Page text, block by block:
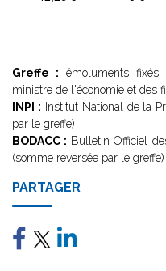
Greffe : émoluments fixés
ministre de l'économie et des
INPI : Institut National de la
par le greffe)
BODACC : Bulletin Officiel
(somme reversée par le greffe)
PARTAGER